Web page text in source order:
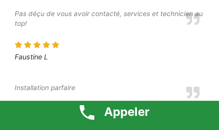
Pas déçu de vous avoir contacté, services et technicien au
top!
Faustine L
Installation parfaire
Appeler